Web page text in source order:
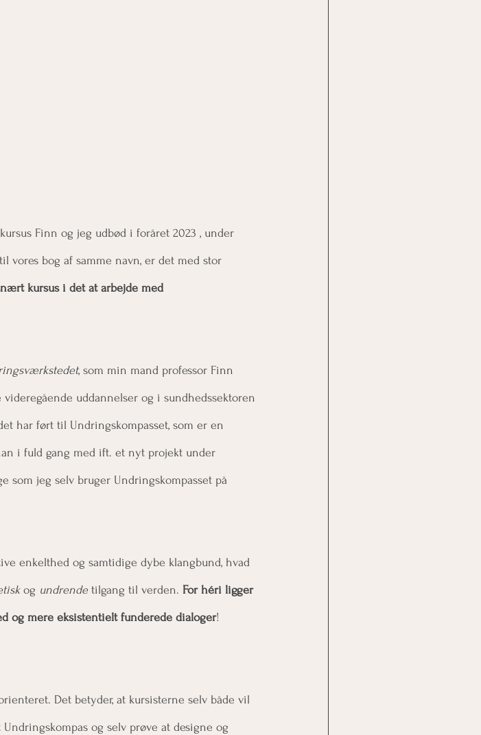
Finn og jeg udbød i foråret 2023 , under
vores bog af samme navn, er det med stor
kursus i det at arbejde med
, som min mand professor Finn
uddannelser og i sundhedssektoren
har ført til Undringskompasset, som er en
i fuld gang med ift. et nyt projekt under
som jeg selv bruger Undringskompasset på
enkelthed og samtidige dybe klangbund, hvad
og undrende tilgang til verden. For héri ligger
og mere eksistentielt funderede dialoger!
Det betyder, at kursisterne selv både vil
og selv prøve at designe og